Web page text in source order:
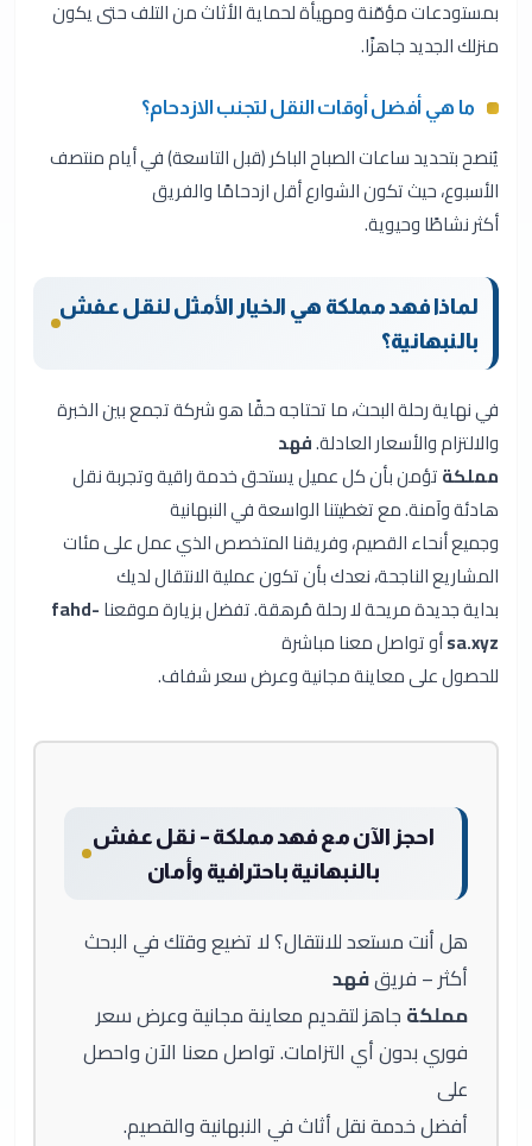
بمستودعات مؤمّنة ومهيأة لحماية الأثاث من التلف حتى يكون
منزلك الجديد جاهزًا.
ما هي أفضل أوقات النقل لتجنب الازدحام؟
يُنصح بتحديد ساعات الصباح الباكر (قبل التاسعة) في أيام منتصف
الأسبوع، حيث تكون الشوارع أقل ازدحامًا والفريق
أكثر نشاطًا وحيوية.
لماذا فهد مملكة هي الخيار الأمثل لنقل عفش
بالنبهانية؟
في نهاية رحلة البحث، ما تحتاجه حقًا هو شركة تجمع بين الخبرة
والالتزام والأسعار العادلة.فهد
مملكةتؤمن بأن كل عميل يستحق خدمة راقية وتجربة نقل
هادئة وآمنة. مع تغطيتنا الواسعة في النبهانية
وجميع أنحاء القصيم، وفريقنا المتخصص الذي عمل على مئات
المشاريع الناجحة، نعدك بأن تكون عملية الانتقال لديك
بداية جديدة مريحة لا رحلة مُرهقة. تفضل بزيارة موقعناfahd-
sa.xyzأو تواصل معنا مباشرة
للحصول على معاينة مجانية وعرض سعر شفاف.
احجز الآن مع فهد مملكة – نقل عفش
بالنبهانية باحترافية وأمان
هل أنت مستعد للانتقال؟ لا تضيع وقتك في البحث
أكثر – فريقفهد
مملكةجاهز لتقديم معاينة مجانية وعرض سعر
فوري بدون أي التزامات. تواصل معنا الآن واحصل
على
أفضل خدمة نقل أثاث في النبهانية والقصيم.